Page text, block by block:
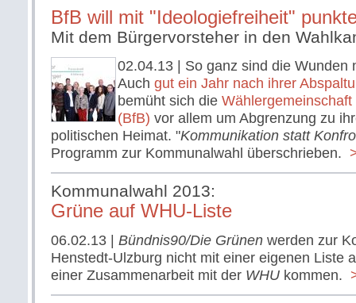
BfB will mit "Ideologiefreiheit"
Mit dem Bürgervorsteher in den
02.04.13 | So ganz sind die Wunden
Auch gut ein Jahr nach ihrer
bemüht sich die
(BfB) vor allem um Abgrenzung zu
politischen Heimat. "Kommunikation statt
Programm zur Kommunalwahl überschrieben.
Kommunalwahl 2013:
Grüne auf WHU-Liste
06.02.13 Bündnis90/Die Grünen werden zur
Henstedt-Ulzburg nicht mit einer eigenen Liste
einer Zusammenarbeit mit der WHU kommen.